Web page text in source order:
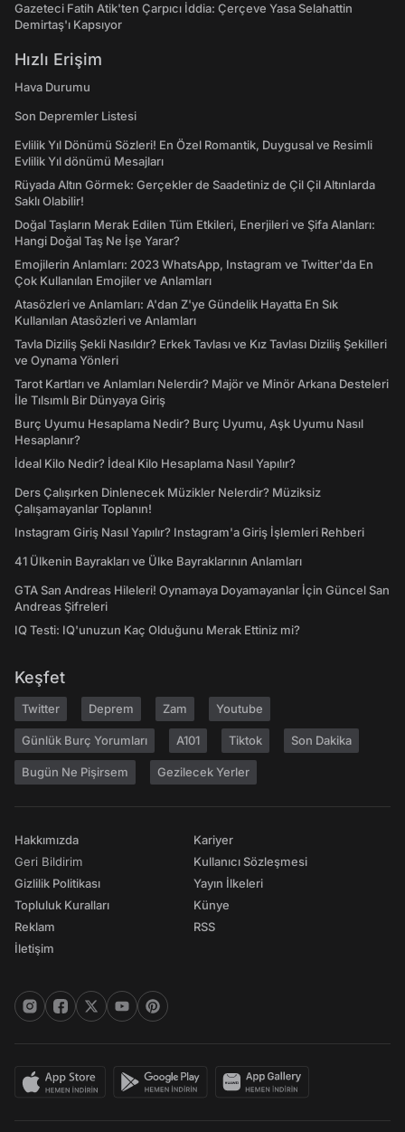
Gazeteci Fatih Atik'ten Çarpıcı İddia: Çerçeve Yasa Selahattin
Demirtaş'ı Kapsıyor
Hızlı Erişim
Hava Durumu
Son Depremler Listesi
Evlilik Yıl Dönümü Sözleri! En Özel Romantik, Duygusal ve Resimli
Evlilik Yıl dönümü Mesajları
Rüyada Altın Görmek: Gerçekler de Saadetiniz de Çil Çil Altınlarda
Saklı Olabilir!
Doğal Taşların Merak Edilen Tüm Etkileri, Enerjileri ve Şifa Alanları:
Hangi Doğal Taş Ne İşe Yarar?
Emojilerin Anlamları: 2023 WhatsApp, Instagram ve Twitter'da En
Çok Kullanılan Emojiler ve Anlamları
Atasözleri ve Anlamları: A'dan Z'ye Gündelik Hayatta En Sık
Kullanılan Atasözleri ve Anlamları
Tavla Diziliş Şekli Nasıldır? Erkek Tavlası ve Kız Tavlası Diziliş Şekilleri
ve Oynama Yönleri
Tarot Kartları ve Anlamları Nelerdir? Majör ve Minör Arkana Desteleri
İle Tılsımlı Bir Dünyaya Giriş
Burç Uyumu Hesaplama Nedir? Burç Uyumu, Aşk Uyumu Nasıl
Hesaplanır?
İdeal Kilo Nedir? İdeal Kilo Hesaplama Nasıl Yapılır?
Ders Çalışırken Dinlenecek Müzikler Nelerdir? Müziksiz
Çalışamayanlar Toplanın!
Instagram Giriş Nasıl Yapılır? Instagram'a Giriş İşlemleri Rehberi
41 Ülkenin Bayrakları ve Ülke Bayraklarının Anlamları
GTA San Andreas Hileleri! Oynamaya Doyamayanlar İçin Güncel San
Andreas Şifreleri
IQ Testi: IQ'unuzun Kaç Olduğunu Merak Ettiniz mi?
Keşfet
Twitter Deprem Zam Youtube
Günlük Burç Yorumları A101 Tiktok Son Dakika
Bugün Ne Pişirsem Gezilecek Yerler
Hakkımızda
Geri Bildirim
Gizlilik Politikası
Topluluk Kuralları
Reklam
İletişim
Kariyer
Kullanıcı Sözleşmesi
Yayın İlkeleri
Künye
RSS